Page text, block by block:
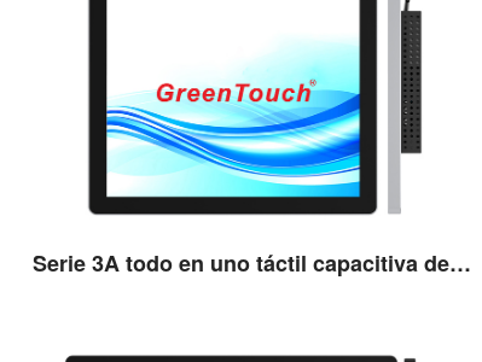
Serie 3A todo en uno táctil capacitiva de 17''